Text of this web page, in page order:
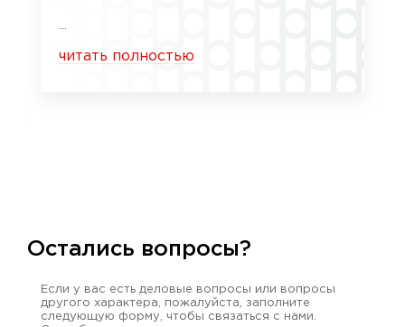
читать полностью
Остались вопросы?
Если у вас есть деловые вопросы или вопросы
другого характера, пожалуйста, заполните
следующую форму, чтобы связаться с нами.